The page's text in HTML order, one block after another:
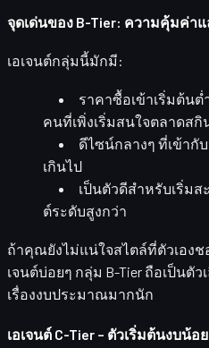
จุดเด่นของ B-Tier: ความคุ้มค่า
เอเจนต์กลุ่มนี้มักมี:
ราคาซื้อเข้าเริ่มต้นต่
คนที่เพิ่งเริ่มสนใจตลาดสกิ
ดีไซน์กลางๆ ที่เข้ากั
เกินไป
เป็นตัวดีสำหรับเริ่มส
ต์ระดับสูงกว่า
ถ้าคุณยังไม่แน่ใจสไตล์ที่ตัวเองช
เจนต์บ่อยๆ กลุ่ม B-Tier ถือเป็นตั
เรื่องงบประมาณมากนัก
เอเจนต์ C-Tier – ตัวเริ่มต้นงบน้อย